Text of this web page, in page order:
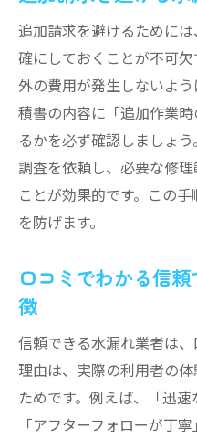
追加請求を避けるために
確にしておくことが不可
外の費用が発生しないよ
積書の内容に「追加作業
るかを必ず確認しましょ
調査を依頼し、必要な修
ことが効果的です。この
を防げます。
口コミでわかる信
徴
信頼できる水漏れ業者は、
理由は、実際の利用者の
ためです。例えば、「迅速
「アフターフォローが丁